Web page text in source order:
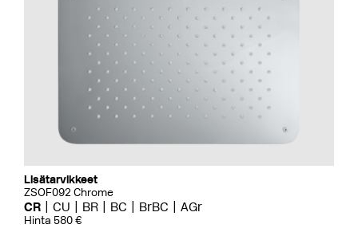
Lisätarvikkeet
ZSOF092 Chrome
CR CU BR BC BrBC AGr
Hinta 580 €